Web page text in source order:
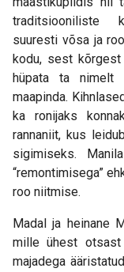
traditsiooniliste
suuresti võsa ja
kodu, sest
hüpata ta
maapinda.
ka ronijaks
rannaniit, kus
sigimiseks.
“remontimisega”
roo niitmise.
Madal ja heinane
mille ühest
majadega